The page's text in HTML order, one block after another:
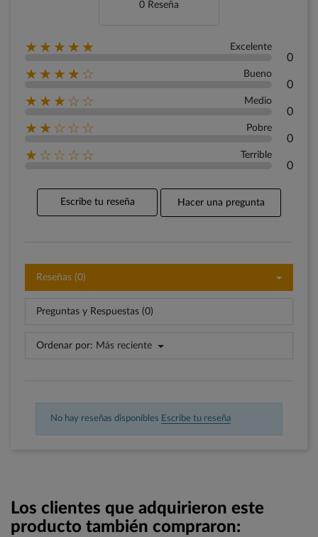
0 Reseña
★★★★★ Excelente
0
★★★★☆ Bueno
0
★★★☆☆ Medio
0
★★☆☆☆ Pobre
0
★☆☆☆☆ Terrible
0
Escribe tu reseña Hacer una pregunta
Reseñas (0)
Preguntas y Respuestas (0)
Ordenar por: Más reciente
No hay reseñas disponibles Escribe tu reseña
Los clientes que adquirieron este
producto también compraron: